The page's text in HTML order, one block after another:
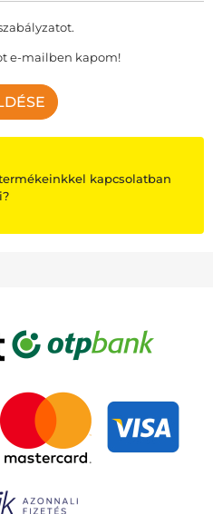
kapcsolatban
e-mailben kapom!